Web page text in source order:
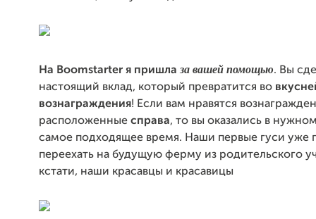
На Boomstarter я пришла за вашей помощью. Вы
настоящий вклад, который превратится во
вознаграждения! Если вам нравятся
расположенные справа, то вы оказались в
самое подходящее время. Наши первые гуси уже
переехать на будущую ферму из родительского
кстати, наши красавцы и красавицы